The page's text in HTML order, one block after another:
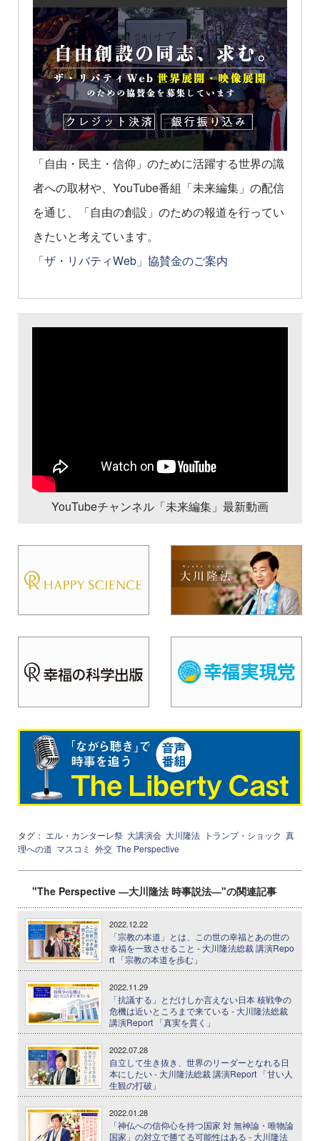
「自由・民主・信仰」のために活躍する世界の識
者への取材や、YouTube番組「未来編集」の配信
を通じ、「自由の創設」のための報道を行ってい
きたいと考えています。
「ザ・リバティWeb」協賛金のご案内
YouTubeチャンネル「未来編集」最新動画
タグ： エル・カンターレ祭 大講演会 大川隆法 トランプ・ショック 真
理への道 マスコミ 外交 The Perspective
"The Perspective ―大川隆法 時事説法―"の関連記事
2022.12.22
「宗教の本道」とは、この世の幸福とあの世の
幸福を一致させること - 大川隆法総裁 講演Repo
rt 「宗教の本道を歩む」
2022.11.29
「抗議する」とだけしか言えない日本 核戦争の
危機は近いところまで来ている - 大川隆法総裁
講演Report 「真実を貫く」
2022.07.28
自立して生き抜き、世界のリーダーとなれる日
本にしたい - 大川隆法総裁 講演Report 「甘い人
生観の打破」
2022.01.28
「神仏への信仰心を持つ国家 対 無神論・唯物論
国家」の対立で勝てる可能性はある - 大川隆法